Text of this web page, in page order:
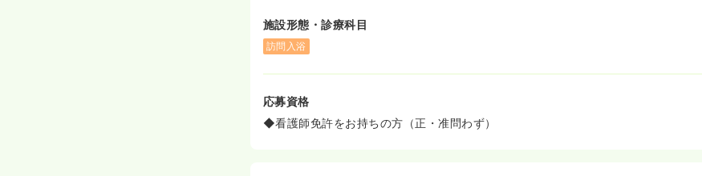
して必要な心構えなどを学び、その後、配属先の職場を舞台に研修を実施します！
◆綿密な教育プログラムのもと、着実に介護職員として成長することが可能です
すので、恵まれた環境で「介護サービスのプロ」を目指していただけます！
ップをおこいます。部門別研修 看護師の経験・知識の交換・事例検討・関係法令
を目的としています！
施設形態・診療科目
訪問入浴
応募資格
◆看護師免許をお持ちの方（正・准問わず）